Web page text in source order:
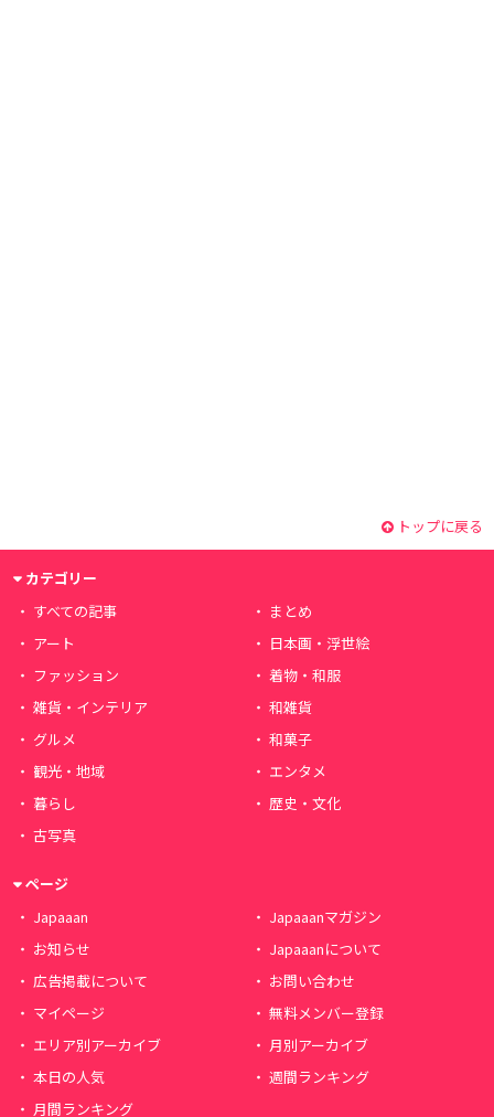
トップに戻る
カテゴリー
すべての記事
まとめ
アート
日本画・浮世絵
ファッション
着物・和服
雑貨・インテリア
和雑貨
グルメ
和菓子
観光・地域
エンタメ
暮らし
歴史・文化
古写真
ページ
Japaaan
Japaaanマガジン
お知らせ
Japaaanについて
広告掲載について
お問い合わせ
マイページ
無料メンバー登録
エリア別アーカイブ
月別アーカイブ
本日の人気
週間ランキング
月間ランキング